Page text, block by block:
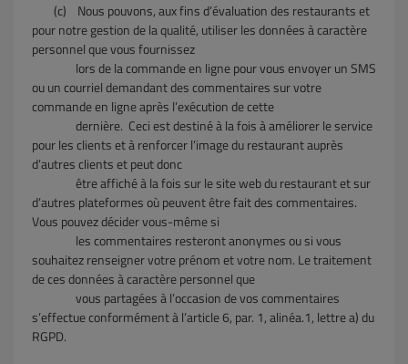
(c)
Nous pouvons, aux fins d’évaluation des restaurants et
pour notre gestion de la qualité, utiliser les données à caractère
personnel que vous fournissez
lors de la commande en ligne pour vous envoyer un SMS
ou un courriel demandant des commentaires sur votre
commande en ligne après l’exécution de cette
dernière. Ceci est destiné à la fois à améliorer le service
pour les clients et à renforcer l’image du restaurant auprès
d’autres clients et peut donc
être affiché à la fois sur le site web du restaurant et sur
d’autres plateformes où peuvent être fait des commentaires.
Vous pouvez décider vous-même si
les commentaires resteront anonymes ou si vous
souhaitez renseigner votre prénom et votre nom. Le traitement
de ces données à caractère personnel que
vous partagées à l’occasion de vos commentaires
s’effectue conformément à l’article 6, par. 1, alinéa.1, lettre a) du
RGPD.